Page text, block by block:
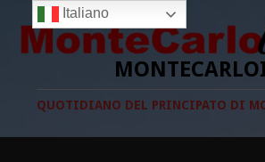
QUOTIDIANO DEL PRINCIPATO DI
Italiano